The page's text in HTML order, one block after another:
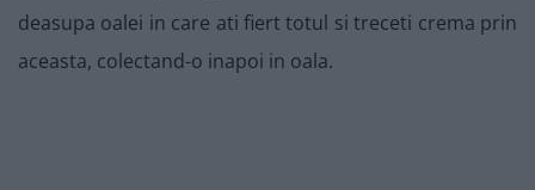
deasupa oalei in care ati fiert totul si treceti crema prin
aceasta, colectand-o inapoi in oala.